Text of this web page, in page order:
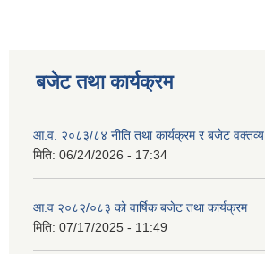
बजेट तथा कार्यक्रम
आ.व. २०८३/८४ नीति तथा कार्यक्रम र बजेट वक्तव्य
मिति: 06/24/2026 - 17:34
आ.व २०८२/०८३ को वार्षिक बजेट तथा कार्यक्रम
मिति: 07/17/2025 - 11:49